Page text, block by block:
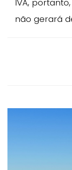
não gerará